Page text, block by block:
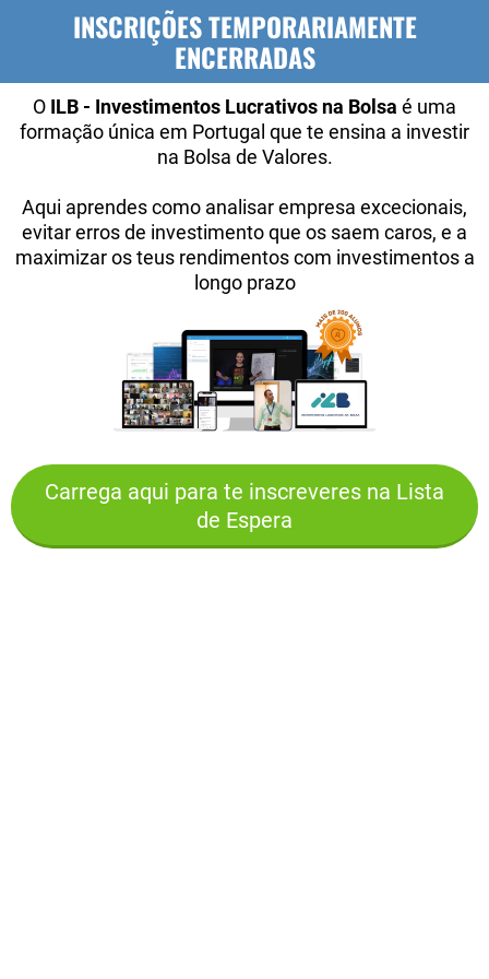
INSCRIÇÕES TEMPORARIAMENTE
ENCERRADAS
O ILB - Investimentos Lucrativos na Bolsa é uma
formação única em Portugal que te ensina a investir
na Bolsa de Valores.
Aqui aprendes como analisar empresa excecionais,
evitar erros de investimento que os saem caros, e a
maximizar os teus rendimentos com investimentos a
longo prazo
Carrega aqui para te inscreveres na Lista
de Espera